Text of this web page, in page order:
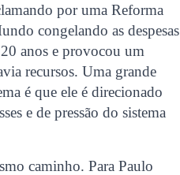
por uma Reforma
congelando as despesas
anos e provocou um
recursos. Uma grande
é que ele é direcionado
e de pressão do sistema
caminho. Para Paulo